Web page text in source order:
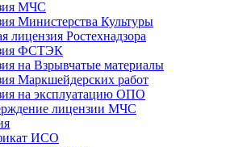
МЧС
Министерства Культуры
лицензия Ростехнадзора
ФСТЭК
на Взрывчатые материалы
Маркшейдерских работ
на эксплуатацию ОПО
лицензии МЧС
ИСО